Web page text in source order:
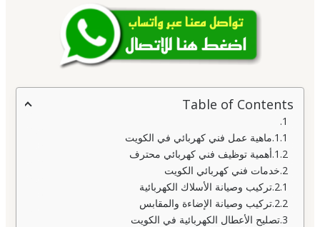
Table of Contents
ماهية عمل فني كهربائي في الكويت
أهمية توظيف فني كهربائي محترف
خدمات فني كهربائي الكويت
تركيب وصيانة الأسلاك الكهربائية
تركيب وصيانة الإضاءة والمقابس
تصليح الأعطال الكهربائية في الكويت